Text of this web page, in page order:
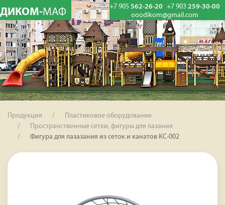
ДИКОМ-МАФ +7 905 562-26-20 +7 903 259-30-00
ooodikom@gmail.com
Продукция
Пластиковое оборудование
Пространственные сетки, фигуры для лазания
Фигура для лазазания из сеток и канатов КС-002